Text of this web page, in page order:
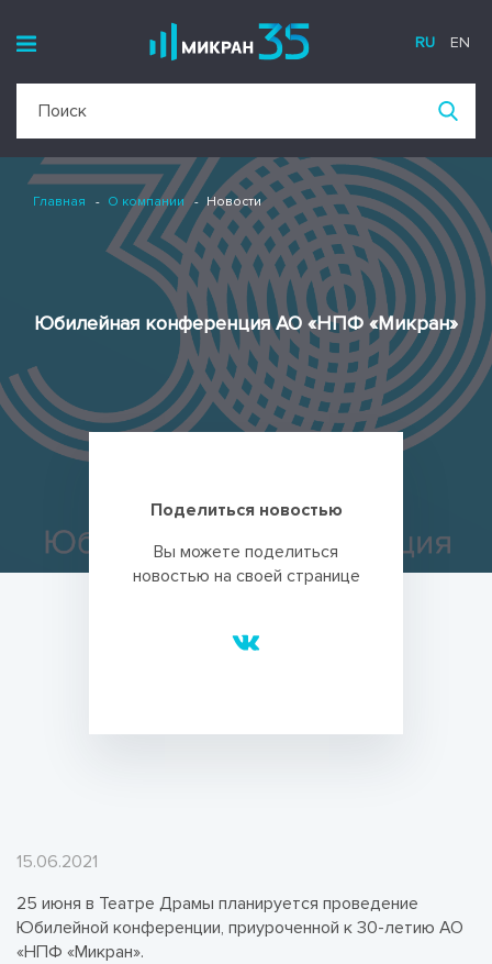
RU EN
Юбилейная конференция АО «НПФ «Микран»
Поделиться новостью
Вы можете поделиться
новостью на своей странице
Главная О компании Новости
15.06.2021
25 июня в Театре Драмы планируется проведение
Юбилейной конференции, приуроченной к 30-летию АО
«НПФ «Микран».